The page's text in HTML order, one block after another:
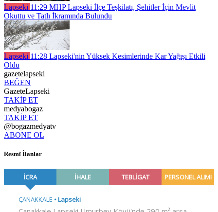
Lapseki 11:29 MHP Lapseki İlçe Teşkilatı, Şehitler İçin Mevlit
Okuttu ve Tatlı İkramında Bulundu
Lapseki 11:28 Lapseki'nin Yüksek Kesimlerinde Kar Yağışı Etkili
Oldu
gazetelapseki
BEĞEN
GazeteLapseki
TAKİP ET
medyabogaz
TAKİP ET
@bogazmedyatv
ABONE OL
Resmî İlanlar